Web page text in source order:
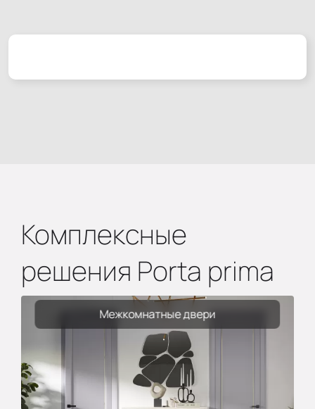
Комплексные
решения Porta prima
Межкомнатные двери